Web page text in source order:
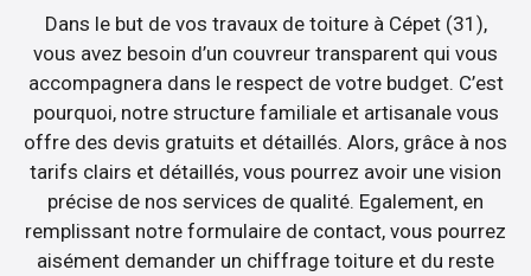
Dans le but de vos travaux de toiture à Cépet (31),
vous avez besoin d’un couvreur transparent qui vous
accompagnera dans le respect de votre budget. C’est
pourquoi, notre structure familiale et artisanale vous
offre des devis gratuits et détaillés. Alors, grâce à nos
tarifs clairs et détaillés, vous pourrez avoir une vision
précise de nos services de qualité. Egalement, en
remplissant notre formulaire de contact, vous pourrez
aisément demander un chiffrage toiture et du reste